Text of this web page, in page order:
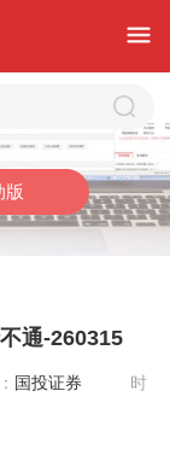
通-260315
国投证券
时